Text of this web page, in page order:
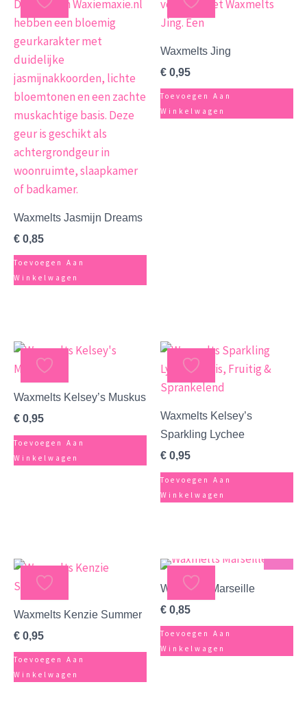
Waxmelts Jasmijn Dreams
€ 0,85
Toevoegen Aan
Winkelwagen
Waxmelts Jing
€ 0,95
Toevoegen Aan
Winkelwagen
Waxmelts Kelsey’s Muskus
€ 0,95
Toevoegen Aan
Winkelwagen
Waxmelts Kelsey’s
Sparkling Lychee
€ 0,95
Toevoegen Aan
Winkelwagen
Waxmelts Kenzie Summer
€ 0,95
Toevoegen Aan
Winkelwagen
Waxmelts Marseille
€ 0,85
Toevoegen Aan
Winkelwagen